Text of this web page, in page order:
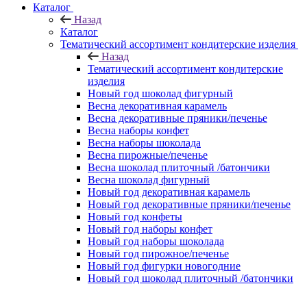
Каталог
Назад
Каталог
Тематический ассортимент кондитерские изделия
Назад
Тематический ассортимент кондитерские
изделия
Новый год шоколад фигурный
Весна декоративная карамель
Весна декоративные пряники/печенье
Весна наборы конфет
Весна наборы шоколада
Весна пирожные/печенье
Весна шоколад плиточный /батончики
Весна шоколад фигурный
Новый год декоративная карамель
Новый год декоративные пряники/печенье
Новый год конфеты
Новый год наборы конфет
Новый год наборы шоколада
Новый год пирожное/печенье
Новый год фигурки новогодние
Новый год шоколад плиточный /батончики